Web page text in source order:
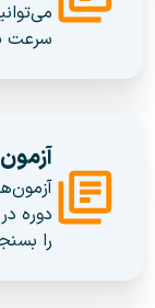
سرعت
دوره
را